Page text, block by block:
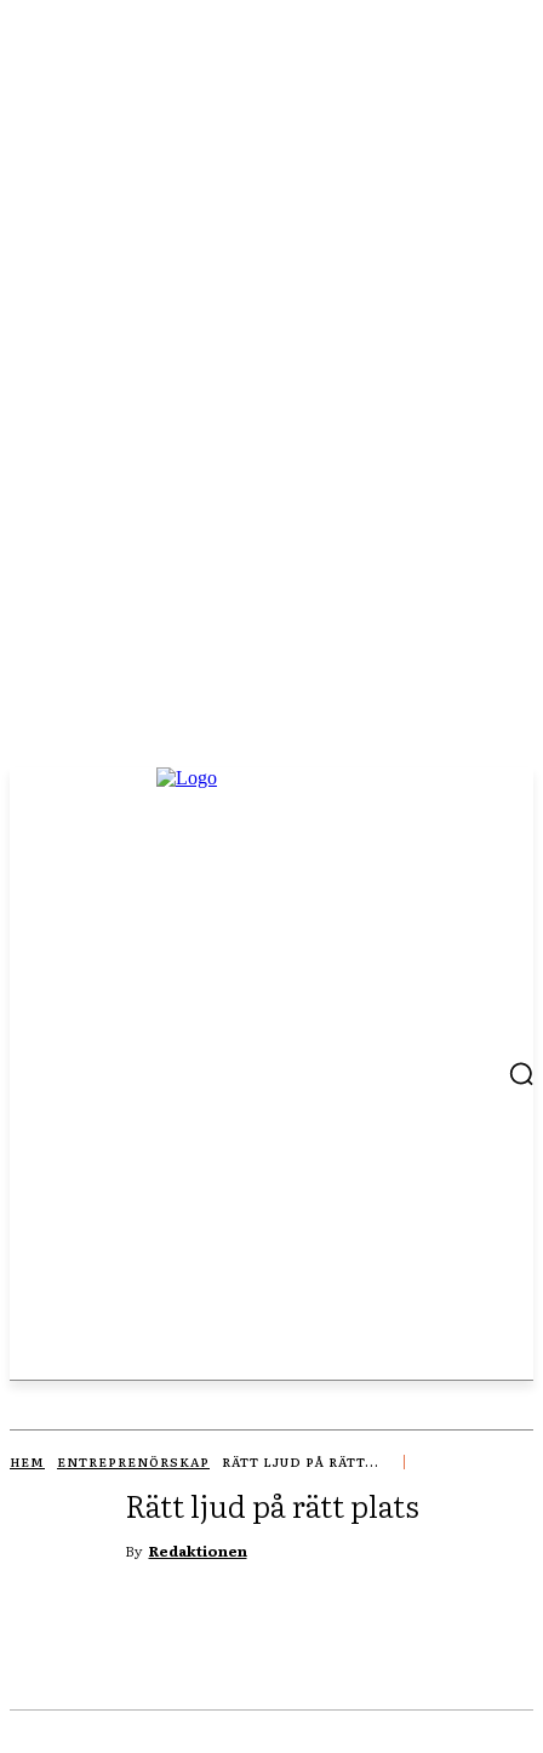
HEM ENTREPRENÖRSKAP RÄTT LJUD PÅ RÄTT...
Rätt ljud på rätt plats
By Redaktionen